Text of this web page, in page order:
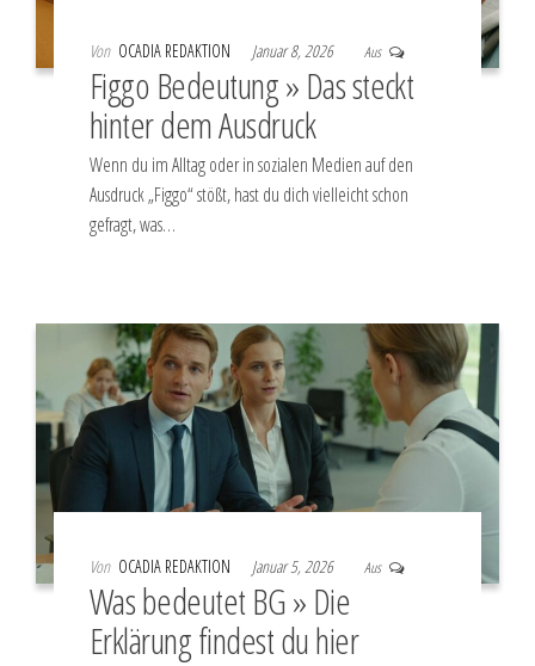
Von OCADIA REDAKTION Januar 8, 2026 Aus
Figgo Bedeutung » Das steckt
hinter dem Ausdruck
Wenn du im Alltag oder in sozialen Medien auf den
Ausdruck „Figgo“ stößt, hast du dich vielleicht schon
gefragt, was…
Von OCADIA REDAKTION Januar 5, 2026 Aus
Was bedeutet BG » Die
Erklärung findest du hier